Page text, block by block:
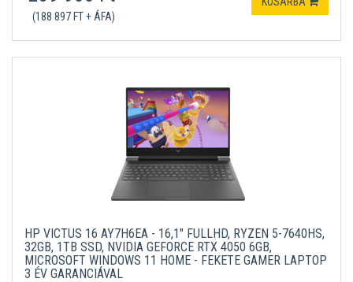
(188 897 FT + ÁFA)
HP VICTUS 16 AY7H6EA - 16,1" FULLHD, RYZEN 5-7640HS,
32GB, 1TB SSD, NVIDIA GEFORCE RTX 4050 6GB,
MICROSOFT WINDOWS 11 HOME - FEKETE GAMER LAPTOP
3 ÉV GARANCIÁVAL